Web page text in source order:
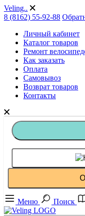
Veling..
8 (8162) 55-92-88
Личный кабинет
Каталог товаров
Ремонт
Как заказать
Оплата
Самовывоз
Возврат товаров
Контакты
Меню Поиск